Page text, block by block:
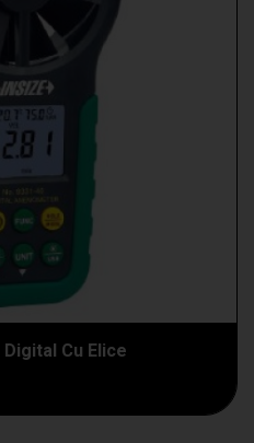
Cu Elice